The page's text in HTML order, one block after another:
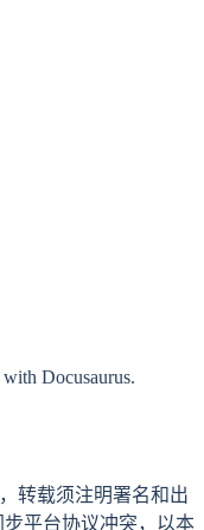
Docusaurus.
，转载须注明署名和出
平台协议冲突，以本